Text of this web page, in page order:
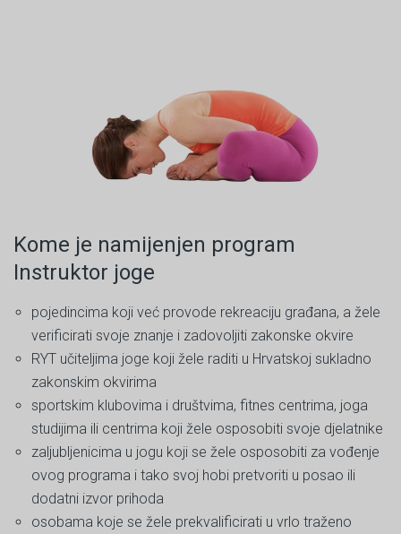
Kome je namijenjen program
Instruktor joge
pojedincima koji već provode rekreaciju građana, a žele
verificirati svoje znanje i zadovoljiti zakonske okvire
RYT učiteljima joge koji žele raditi u Hrvatskoj sukladno
zakonskim okvirima
sportskim klubovima i društvima, fitnes centrima, joga
studijima ili centrima koji žele osposobiti svoje djelatnike
zaljubljenicima u jogu koji se žele osposobiti za vođenje
ovog programa i tako svoj hobi pretvoriti u posao ili
dodatni izvor prihoda
osobama koje se žele prekvalificirati u vrlo traženo